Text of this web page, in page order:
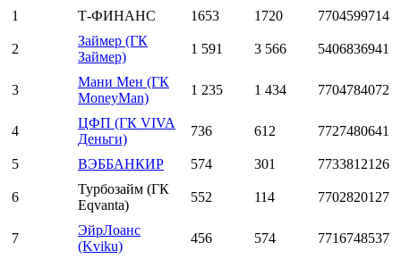
1 Т-ФИНАНС 1653 1720 7704599714
2
Займер (ГК
Займер)
1 591 3 566 5406836941
3
Мани Мен (ГК
MoneyMan)
1 235 1 434 7704784072
4
ЦФП (ГК VIVA
Деньги)
736 612 7727480641
5 ВЭББАНКИР 574 301 7733812126
6
Турбозайм (ГК
Eqvanta)
552 114 7702820127
7
ЭйрЛоанс
(Kviku)
456 574 7716748537